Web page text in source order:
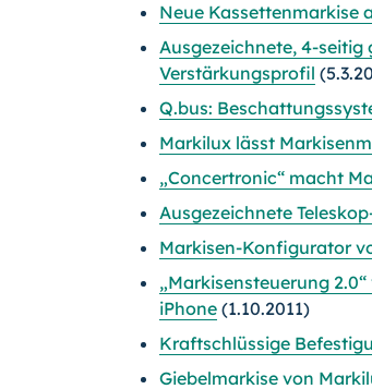
Neue Kassettenmarkise
Ausgezeichnete, 4-
Verstärkungsprofil
Q.bus:
Markilux lässt
„Concertronic“ macht
Ausgezeichnete
Markisen-Konfigurator
„Markisensteuerung
iPhone (1.10.2011)
Kraftschlüssige
Giebelmarkise von